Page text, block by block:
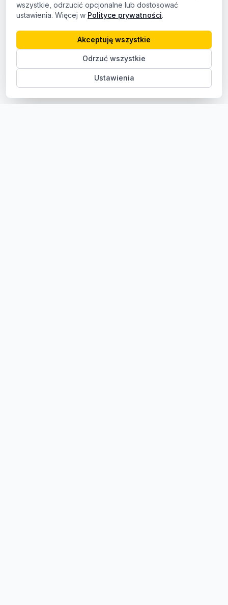
wszystkie, odrzucić opcjonalne lub dostosować
ustawienia. Więcej w Polityce prywatności.
Ustawienia
Odrzuć wszystkie
Akceptuję wszystkie